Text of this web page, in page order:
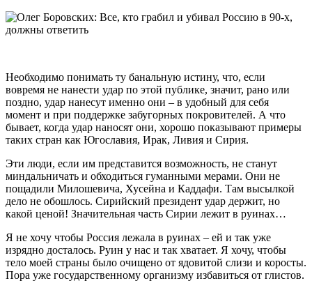
Необходимо понимать ту банальную истину, что, если
вовремя не нанести удар по этой публике, значит, рано или
поздно, удар нанесут именно они – в удобный для себя
момент и при поддержке забугорных покровителей. А что
бывает, когда удар наносят они, хорошо показывают примеры
таких стран как Югославия, Ирак, Ливия и Сирия.
Эти люди, если им представится возможность, не станут
миндальничать и обходиться гуманными мерами. Они не
пощадили Милошевича, Хусейна и Каддафи. Там высылкой
дело не обошлось. Сирийский президент удар держит, но
какой ценой! Значительная часть Сирии лежит в руинах…
Я не хочу чтобы Россия лежала в руинах – ей и так уже
изрядно досталось. Руин у нас и так хватает. Я хочу, чтобы
тело моей страны было очищено от ядовитой слизи и коросты.
Пора уже государственному организму избавиться от глистов.